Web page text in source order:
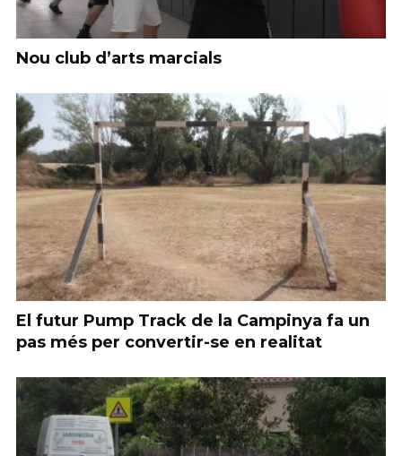
Nou club d’arts marcials
El futur Pump Track de la Campinya fa un
pas més per convertir-se en realitat